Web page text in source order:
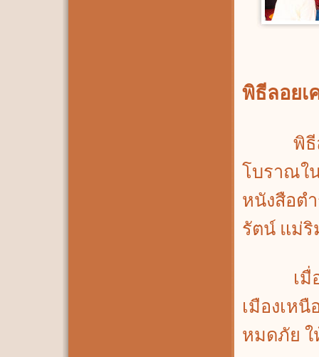
พิธีลอยเ
พิธีลอย
โบราณใ
หนังสือต
รัตน์ แม่ริ
เมื่อถึง
เมืองเห
หมดภัย ใ